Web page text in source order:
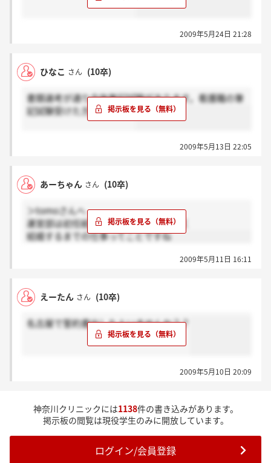
2009年5月24日 21:28
ひなこ さん (10卒)
書類選考が通り今後筆記試験があります。看護職の筆
記試験受けた方いますか？
2009年5月13日 22:05
あーちゃん さん (10卒)
＞tomoさんへ
運営部は初任給が高いだけで昇給はなく
結婚するまでの仕事ってことですね
2009年5月11日 16:11
えーたん さん (10卒)
名古屋で誓約書出した人いませんか？？
2009年5月10日 20:09
神奈川クリニックには1138件の書き込みがあります。
掲示板の閲覧は現役学生のみに開放しています。
ログイン/会員登録